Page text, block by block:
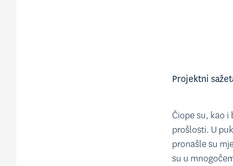
Projektni
Čiope su, kao
prošlosti. U
pronašle su
su u